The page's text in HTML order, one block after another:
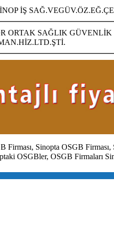
İŞ
ORTAK SAĞLIK GÜVENLİK
Firması, Sinopta OSGB Firması,
OSGBler, OSGB Firmaları